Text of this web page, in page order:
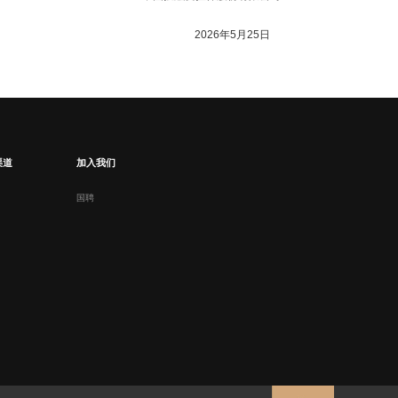
2026年5月25日
道 加入我们
国聘